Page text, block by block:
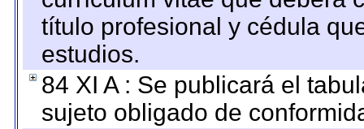
título profesional y cédula
estudios.
84 XI A : Se publicará el
sujeto obligado de